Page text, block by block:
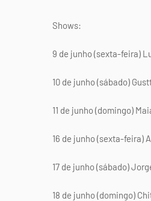
Shows:
9 de junho (sexta-feira)
10 de junho (sábado)
11 de junho (domingo)
16 de junho (sexta-feira)
17 de junho (sábado)
18 de junho (domingo)